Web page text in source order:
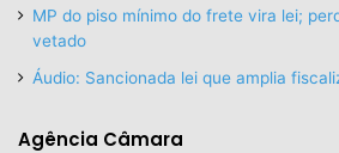
MP do piso mínimo do frete vira lei;
vetado
Áudio: Sancionada lei que amplia
Agência Câmara